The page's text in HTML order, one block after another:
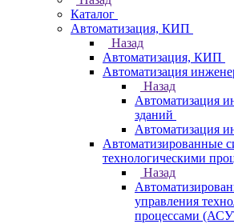
Каталог
Автоматизация, КИП
Назад
Автоматизация, КИП
Автоматизация
Назад
Автоматизация
зданий
Автоматизация
Автоматизированные
технологическими
Назад
управления
процессами